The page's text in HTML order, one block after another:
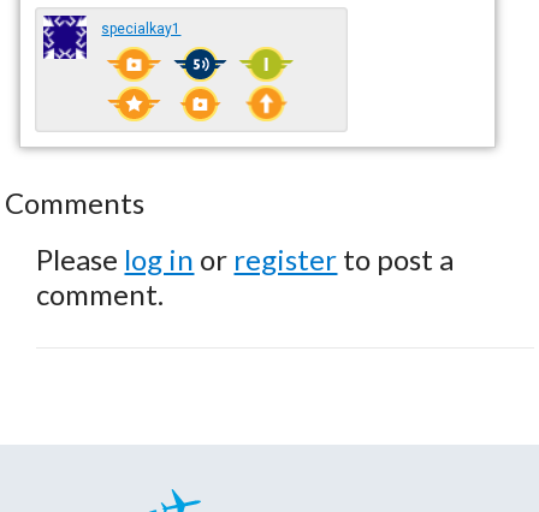
specialkay1
Comments
Please log in or register to post a
comment.